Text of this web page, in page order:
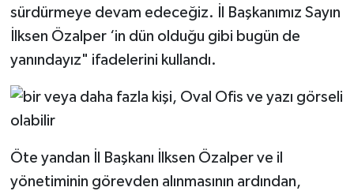
sürdürmeye devam edeceğiz. İl Başkanımız Sayın
İlksen Özalper ‘in dün olduğu gibi bugün de
yanındayız" ifadelerini kullandı.
Öte yandan İl Başkanı İlksen Özalper ve il
yönetiminin görevden alınmasının ardından,